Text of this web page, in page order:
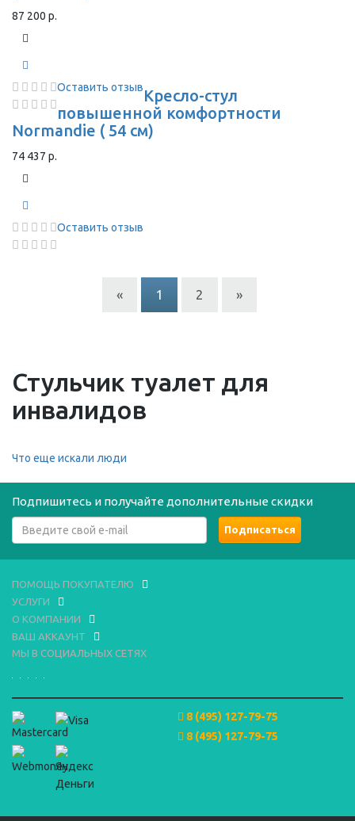
87 200 р.
Оставить отзывКресло-стул
повышенной комфортности
Normandie ( 54 см)
74 437 р.
Оставить отзыв
« 1 2 »
Стульчик туалет для
инвалидов
Что еще искали люди
Подпишитесь и получайте дополнительные скидки
ПОМОЩЬ ПОКУПАТЕЛЮ
УСЛУГИ
О КОМПАНИИ
ВАШ АККАУНТ
МЫ В СОЦИАЛЬНЫХ СЕТЯХ
8 (495) 127-79-75
8 (495) 127-79-75